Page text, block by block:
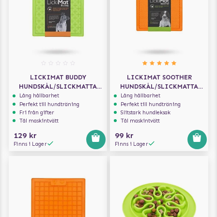
LICKIMAT BUDDY
HUNDSKÅL/SLICKMATTA
GRÖN 28X28
Lång hållbarhet
Perfekt till hundträning
Fri från gifter
Tål maskintvätt
129 kr
Finns i Lager
LICKIMAT SOOTHER
HUNDSKÅL/SLICKMATTA
ORANGE 20X20
Lång hållbarhet
Perfekt till hundträning
Slitstark hundleksak
Tål maskintvätt
99 kr
Finns i Lager